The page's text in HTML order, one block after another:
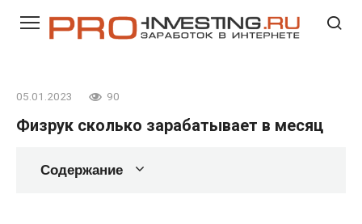
05.01.2023 90
Физрук сколько зарабатывает в месяц
Содержание